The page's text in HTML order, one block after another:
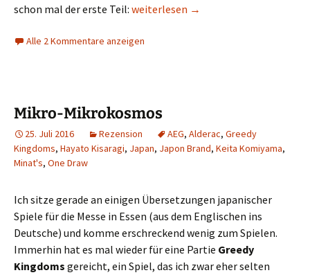
schon mal der erste Teil: Messevorschau 2019: Taiwan (Teil 1)
weiterlesen →
Alle 2 Kommentare anzeigen
Mikro-Mikrokosmos
25. Juli 2016 Rezension AEG, Alderac, Greedy
Kingdoms, Hayato Kisaragi, Japan, Japon Brand, Keita Komiyama,
Minat's, One Draw
Ich sitze gerade an einigen Übersetzungen japanischer
Spiele für die Messe in Essen (aus dem Englischen ins
Deutsche) und komme erschreckend wenig zum Spielen.
Immerhin hat es mal wieder für eine Partie Greedy
Kingdoms gereicht, ein Spiel, das ich zwar eher selten